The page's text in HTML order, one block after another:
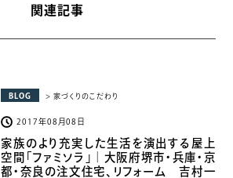
関連記事
BLOG > 家づくりのこだわり
2017年08月08日
家族のより充実した生活を演出する屋上
空間「ファミソラ」｜大阪府堺市・兵庫・京
都・奈良の注文住宅、リフォーム 吉村一